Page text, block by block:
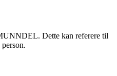
Dette kan referere til